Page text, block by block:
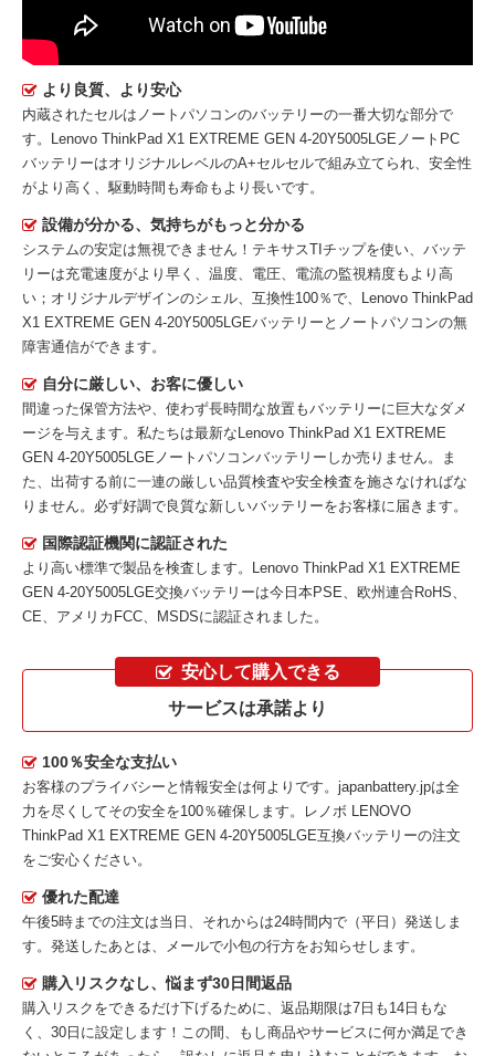
より良質、より安心
内蔵されたセルはノートパソコンのバッテリーの一番大切な部分で
す。
Lenovo ThinkPad X1 EXTREME GEN 4-20Y5005LGEノートPC
バッテリーはオリジナルレベルのA+セルセルで組み立てられ、安全性
がより高く、駆動時間も寿命もより長いです。
設備が分かる、気持ちがもっと分かる
システムの安定は無視できません！テキサスTIチップを使い、バッテ
リーは充電速度がより早く、温度、電圧、電流の監視精度もより高
い；オリジナルデザインのシェル、互換性100％で、Lenovo ThinkPad
X1 EXTREME GEN 4-20Y5005LGEバッテリーとノートパソコンの無
障害通信ができます。
自分に厳しい、お客に優しい
間違った保管方法や、使わず長時間な放置もバッテリーに巨大なダメ
ージを与えます。私たちは最新な Lenovo ThinkPad X1 EXTREME
GEN 4-20Y5005LGEノートパソコンバッテリー しか売りません。ま
た、出荷する前に一連の厳しい品質検査や安全検査を施さなければな
りません。必ず好調で良質な新しいバッテリーをお客様に届きます。
国際認証機関に認証された
より高い標準で製品を検査します。Lenovo ThinkPad X1 EXTREME
GEN 4-20Y5005LGE交換バッテリーは今日本PSE、欧州連合RoHS、
CE、アメリカFCC、MSDSに認証されました。
安心して購入できる
サービスは承諾より
100％安全な支払い
お客様のプライバシーと情報安全は何よりです。japanbattery.jpは全
力を尽くしてその安全を100％確保します。
レノボ LENOVO
ThinkPad X1 EXTREME GEN 4-20Y5005LGE互換バッテリーの注文
をご安心ください。
優れた配達
午後5時までの注文は当日、それからは24時間内で（平日）発送しま
す。発送したあとは、メールで小包の行方をお知らせします。
購入リスクなし、悩まず30日間返品
購入リスクをできるだけ下げるために、返品期限は7日も14日もな
く、30日に設定します！この間、もし商品やサービスに何か満足でき